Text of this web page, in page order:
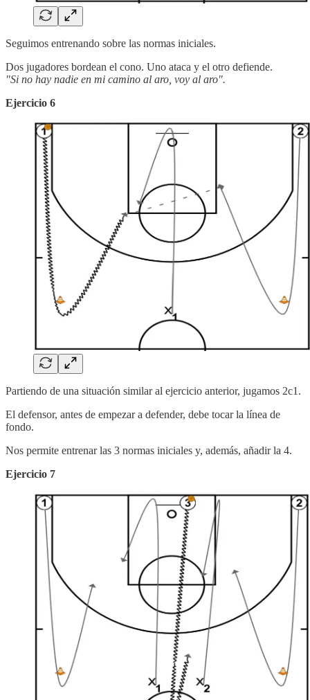
Seguimos entrenando sobre las normas iniciales.
Dos jugadores bordean el cono. Uno ataca y el otro defiende.
"Si no hay nadie en mi camino al aro, voy al aro".
Ejercicio 6
Partiendo de una situación similar al ejercicio anterior, jugamos 2c1.
El defensor, antes de empezar a defender, debe tocar la línea de
fondo.
Nos permite entrenar las 3 normas iniciales y, además, añadir la 4.
Ejercicio 7